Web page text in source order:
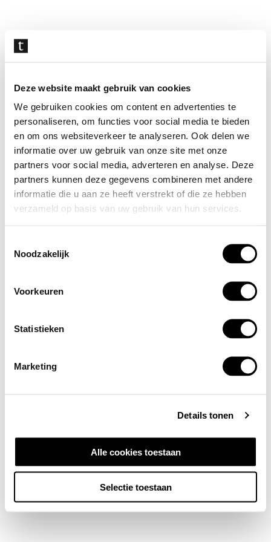
Deze website maakt gebruik van cookies
We gebruiken cookies om content en advertenties te
personaliseren, om functies voor social media te bieden
en om ons websiteverkeer te analyseren. Ook delen we
informatie over uw gebruik van onze site met onze
partners voor social media, adverteren en analyse. Deze
partners kunnen deze gegevens combineren met andere
informatie die u aan ze heeft verstrekt of die ze hebben
verzameld op basis van uw gebruik van hun services.
Noodzakelijk
Voorkeuren
Statistieken
Marketing
Details tonen
Alle cookies toestaan
Selectie toestaan
overslaan